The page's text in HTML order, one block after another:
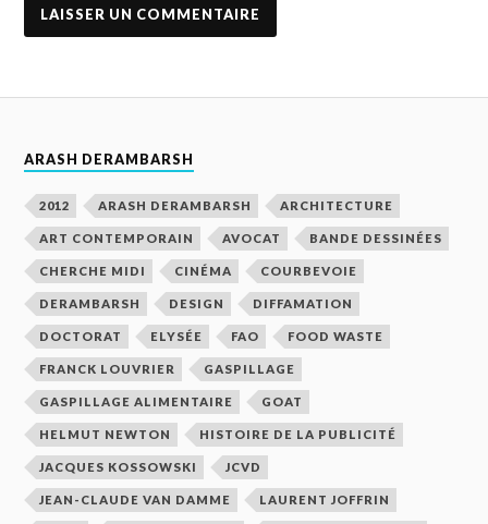
ARASH DERAMBARSH
2012 ARASH DERAMBARSH ARCHITECTURE
ART CONTEMPORAIN AVOCAT BANDE DESSINÉES
CHERCHE MIDI CINÉMA COURBEVOIE
DERAMBARSH DESIGN DIFFAMATION
DOCTORAT ELYSÉE FAO FOOD WASTE
FRANCK LOUVRIER GASPILLAGE
GASPILLAGE ALIMENTAIRE GOAT
HELMUT NEWTON HISTOIRE DE LA PUBLICITÉ
JACQUES KOSSOWSKI JCVD
JEAN-CLAUDE VAN DAMME LAURENT JOFFRIN